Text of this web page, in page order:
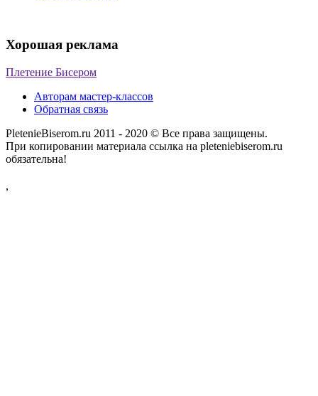
Хорошая реклама
Плетение Бисером
Авторам мастер-классов
Обратная связь
PletenieBiserom.ru 2011 - 2020 © Все права защищены.
При копировании материала ссылка на pleteniebiserom.ru
обязательна!
,